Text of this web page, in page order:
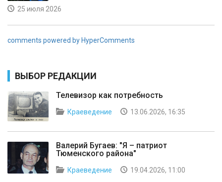
25 июля 2026
comments powered by HyperComments
ВЫБОР РЕДАКЦИИ
Телевизор как потребность
Краеведение 13.06.2026, 16:35
Валерий Бугаев: "Я – патриот
Тюменского района"
Краеведение 19.04.2026, 11:00